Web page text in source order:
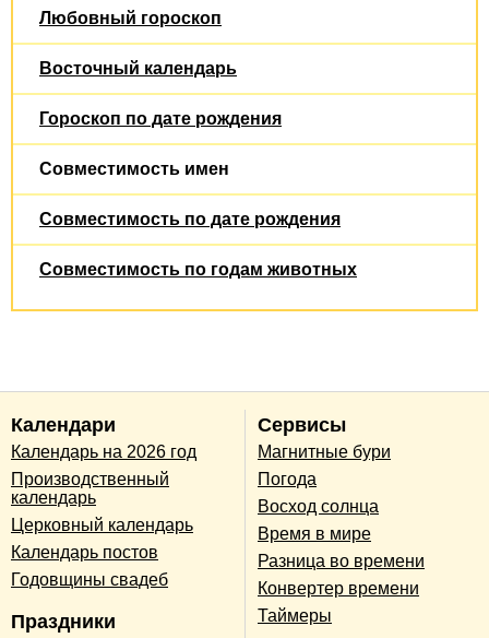
Любовный гороскоп
Восточный календарь
Гороскоп по дате рождения
Совместимость имен
Совместимость по дате рождения
Совместимость по годам животных
Календари
Календарь на 2026 год
Производственный
календарь
Церковный календарь
Календарь постов
Годовщины свадеб
Праздники
Сервисы
Магнитные бури
Погода
Восход солнца
Время в мире
Разница во времени
Конвертер времени
Таймеры